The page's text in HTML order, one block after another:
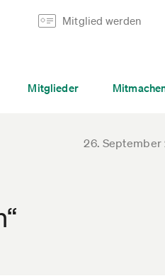
Mitglied werden
Mitglieder
26. September